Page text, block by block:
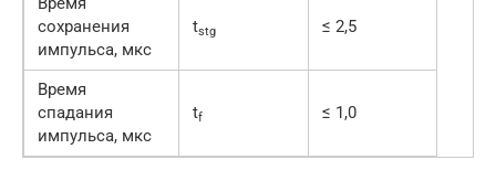
сохранения
импульса, мкс
tstg ≤ 2,5
Время
спадания
импульса, мкс
tf ≤ 1,0